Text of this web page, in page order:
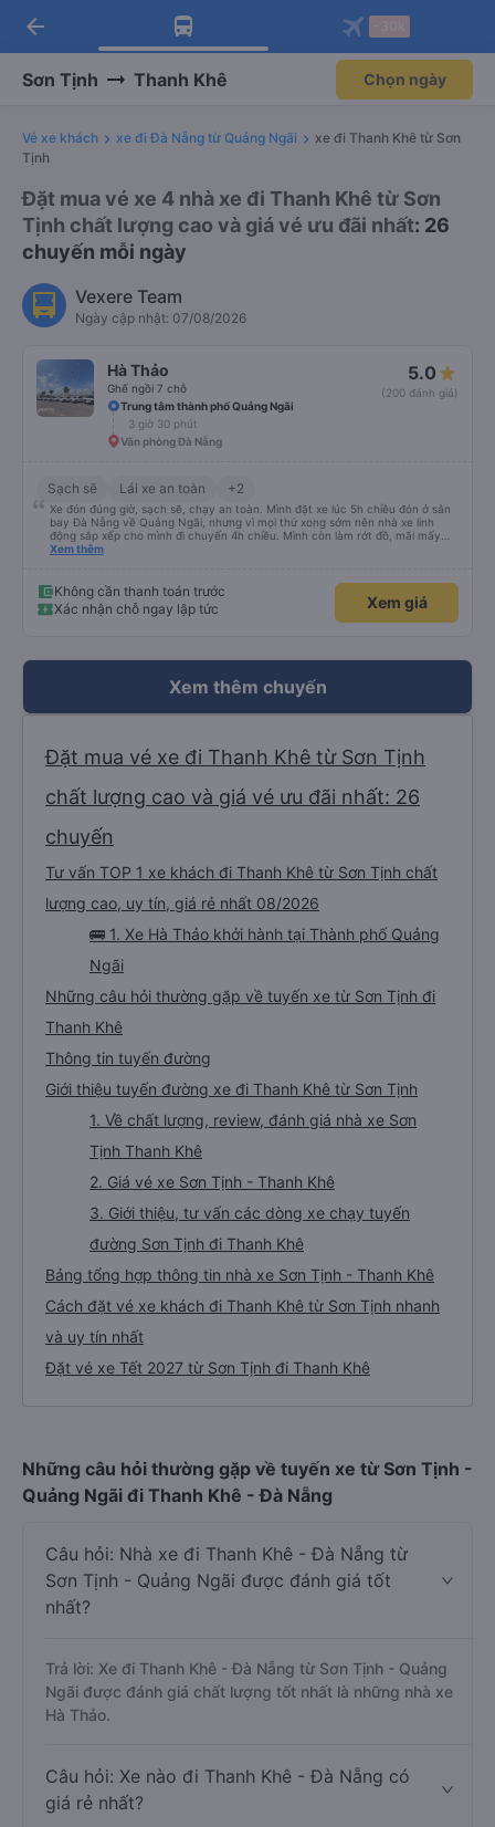
Tải app Vexere ngay!
Nhận ưu đãi thành viên độc
Mở app
Tải app Vexere
-30k/ghế khi đặt vé máy bay qua
Mở app
arrow_back
Sơn Tịnh Thanh Khê Chọn ngày
Vé xe khách xe đi Đà Nẵng từ Quảng Ngãi
xe đi Thanh Khê từ Sơn
Tịnh
Đặt mua vé xe 4 nhà xe đi Thanh Khê từ Sơn
Tịnh chất lượng cao và giá vé ưu đãi nhất: 26
chuyến mỗi ngày
Vexere Team
Ngày cập nhật: 07/08/2026
Hà Thảo
Ghế ngồi 7 chỗ
5.0
(200 đánh giá)
Trung tâm thành phố Quảng Ngãi
3 giờ 30 phút
Văn phòng Đà Nẵng
Sạch sẽ Lái xe an toàn +2
Xe đón đúng giờ, sạch sẽ, chạy an toàn. Mình đặt xe lúc 5h chiều đón ở sân
bay Đà Nẵng về Quảng Ngãi, nhưng vì mọi thứ xong sớm nên nhà xe linh
động sắp xếp cho mình đi chuyến 4h chiều. Mình còn làm rớt đồ, mãi mấy
ngày sau mới phát hiện ra, và phía nhà xe cũng giúp mình tìm lại. Lần sau
Xem thêm
Không cần thanh toán trước
Xác nhận chỗ ngay lập tức
Xem giá
Xem thêm chuyến
Đặt mua vé xe đi Thanh Khê từ Sơn Tịnh
chất lượng cao và giá vé ưu đãi nhất: 26
chuyến
Tư vấn TOP 1 xe khách đi Thanh Khê từ Sơn Tịnh chất
lượng cao, uy tín, giá rẻ nhất 08/2026
🚌 1. Xe Hà Thảo khởi hành tại Thành phố Quảng
Ngãi
Những câu hỏi thường gặp về tuyến xe từ Sơn Tịnh đi
Thanh Khê
Thông tin tuyến đường
Giới thiệu tuyến đường xe đi Thanh Khê từ Sơn Tịnh
1. Về chất lượng, review, đánh giá nhà xe Sơn
Tịnh Thanh Khê
2. Giá vé xe Sơn Tịnh - Thanh Khê
3. Giới thiệu, tư vấn các dòng xe chạy tuyến
đường Sơn Tịnh đi Thanh Khê
Bảng tổng hợp thông tin nhà xe Sơn Tịnh - Thanh Khê
Cách đặt vé xe khách đi Thanh Khê từ Sơn Tịnh nhanh
và uy tín nhất
Đặt vé xe Tết 2027 từ Sơn Tịnh đi Thanh Khê
Những câu hỏi thường gặp về tuyến xe từ Sơn Tịnh -
Quảng Ngãi đi Thanh Khê - Đà Nẵng
Câu hỏi: Nhà xe đi Thanh Khê - Đà Nẵng từ
Sơn Tịnh - Quảng Ngãi được đánh giá tốt
nhất?
Trả lời: Xe đi Thanh Khê - Đà Nẵng từ Sơn Tịnh - Quảng
Ngãi được đánh giá chất lượng tốt nhất là những nhà xe
Hà Thảo.
Câu hỏi: Xe nào đi Thanh Khê - Đà Nẵng có
giá rẻ nhất?